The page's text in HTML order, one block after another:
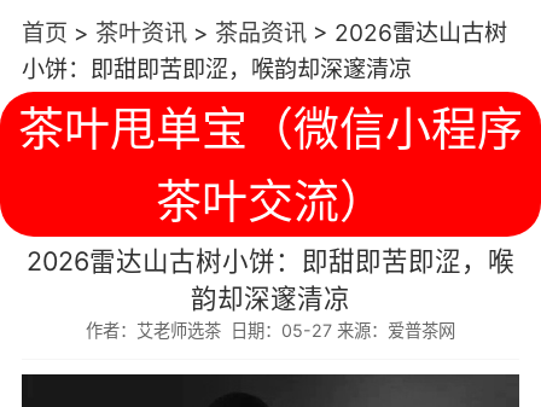
首页 > 茶叶资讯> 茶品资讯 > 2026雷达山古树
小饼：即甜即苦即涩，喉韵却深邃清凉
茶叶甩单宝（微信小程序
茶叶交流）
2026雷达山古树小饼：即甜即苦即涩，喉
韵却深邃清凉
作者：艾老师选茶 日期：05-27 来源：爱普茶网